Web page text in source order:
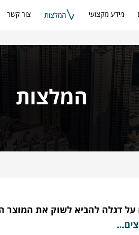
מידע מקצועי המלצות צור קשר
המלצות
על דגלה להביא לשוק את המוצר